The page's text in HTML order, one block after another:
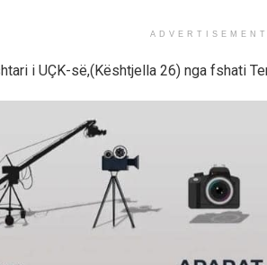
ADVERTISEMENT
i UÇK-së,(Kështjella 26) nga fshati